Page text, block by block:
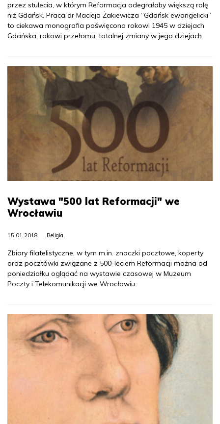
przez stulecia, w którym Reformacja odegrałaby większą rolę
niż Gdańsk. Praca dr Macieja Żakiewicza ”Gdańsk ewangelicki”
to ciekawa monografia poświęcona rokowi 1945 w dziejach
Gdańska, rokowi przełomu, totalnej zmiany w jego dziejach.
Wystawa "500 lat Reformacji" we
Wrocławiu
15.01.2018 Religia
Zbiory filatelistyczne, w tym m.in. znaczki pocztowe, koperty
oraz pocztówki związane z 500-leciem Reformacji można od
poniedziałku oglądać na wystawie czasowej w Muzeum
Poczty i Telekomunikacji we Wrocławiu.